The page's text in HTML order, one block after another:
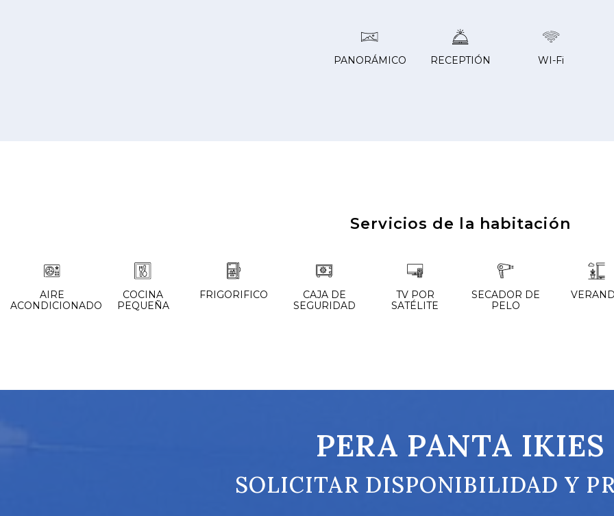
PANORÁMICO RECEPTIÓN WI-Fi
Servicios de la habitación
AIRE
ACONDICIONADO
COCINA
PEQUEÑA
FRIGORIFICO
CAJA DE
SEGURIDAD
TV POR
SATÉLITE
SECADOR DE
PELO
PERA PANTA IKIES
SOLICITAR DISPONIBILIDAD Y